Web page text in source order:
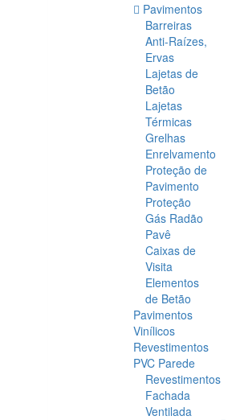
Pavimentos
Barreiras
Anti-Raízes,
Ervas
Lajetas de
Betão
Lajetas
Térmicas
Grelhas
Enrelvamento
Proteção de
Pavimento
Proteção
Gás Radão
Pavê
Caixas de
Visita
Elementos
de Betão
Pavimentos
Vinílicos
Revestimentos
PVC Parede
Revestimentos
Fachada
Ventilada